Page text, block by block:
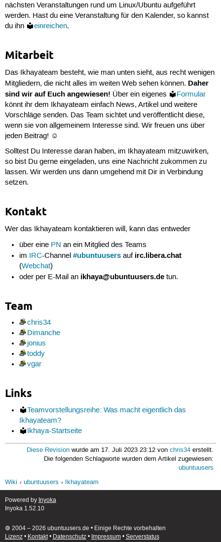
nächsten Veranstaltungen rund um Linux/Ubuntu aufgeführt
werden. Hast du eine Veranstaltung für den Kalender, so kannst
du ihn
einreichen.
Mitarbeit
Das Ikhayateam besteht, wie man unten sieht, aus recht wenigen
Mitgliedern, die nicht alles im weiten Web sehen können. Daher
sind wir auf Euch angewiesen! Über ein eigenes
Formular
könnt ihr dem Ikhayateam einfach News, Artikel und weitere
Vorschläge senden. Das Team sichtet und veröffentlicht diese,
wenn sie von allgemeinem Interesse sind. Wir freuen uns über
jeden Beitrag! ☺
Solltest Du Interesse daran haben, im Ikhayateam mitzuwirken,
so bist Du gerne eingeladen, uns eine Nachricht zukommen zu
lassen. Wir werden uns dann umgehend mit Dir in Verbindung
setzen.
Kontakt
Wer das Ikhayateam kontaktieren will, kann das entweder
über eine PN an ein Mitglied des Teams
im IRC-Channel#ubuntuusers auf irc.libera.chat
(Webchat)
oder per E-Mail an ikhaya@ubuntuusers.de tun.
Team
chris34
Dimanche
jonius
toddy
vgar
Links
Teamvorstellungsreihe: Was macht eigentlich das
Ikhayateam?
Ikhaya-Startseite
Diese Revision wurde am 17. Juli 2023 23:12 vonchris34 erstellt.
Die folgenden Schlagworte wurden dem Artikel zugewiesen:
ubuntuusers
Wiki
ubuntuusers Ikhayateam
Powered by Inyoka
Inyoka 1.52.10
🄯 2004 – 2026 ubuntuusers.de • Einige Rechte vorbehalten
Lizenz• Kontakt• Datenschutz• Impressum• Serverstatus